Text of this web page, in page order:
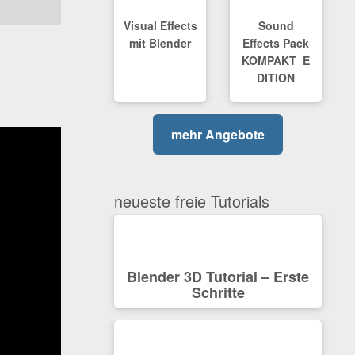
Visual Effects
mit Blender
Sound
Effects Pack
KOMPAKT_E
DITION
mehr Angebote
neueste freie Tutorials
Blender 3D Tutorial – Erste
Schritte